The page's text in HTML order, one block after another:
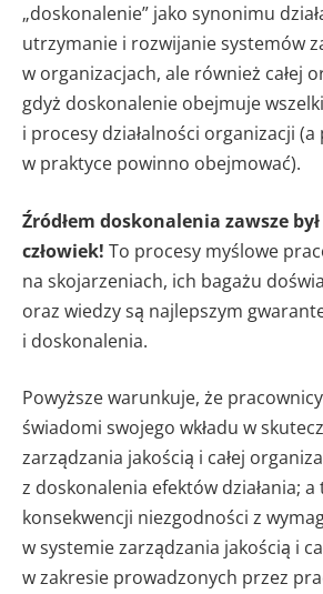
„doskonalenie” jako synonimu
utrzymanie i rozwijanie systemów
w organizacjach, ale również całej
gdyż doskonalenie obejmuje
i procesy działalności organizacji
w praktyce powinno obejmować).
Źródłem doskonalenia zawsze
człowiek! To procesy myślowe
na skojarzeniach, ich bagażu
oraz wiedzy są najlepszym
i doskonalenia.
Powyższe warunkuje, że
świadomi swojego wkładu w
zarządzania jakością i całej
z doskonalenia efektów działania; a
konsekwencji niezgodności z
w systemie zarządzania jakością i
w zakresie prowadzonych przez